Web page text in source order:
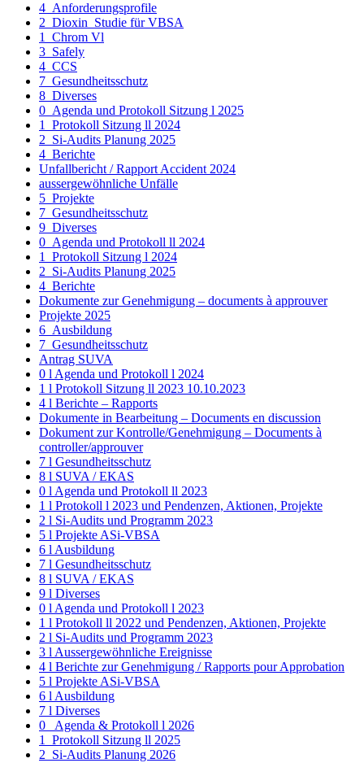
4_Anforderungsprofile
2_Dioxin_Studie für VBSA
1_Chrom Vl
3_Safely
4_CCS
7_Gesundheitsschutz
8_Diverses
0_Agenda und Protokoll Sitzung l 2025
1_Protokoll Sitzung ll 2024
2_Si-Audits Planung 2025
4_Berichte
Unfallbericht / Rapport Accident 2024
aussergewöhnliche Unfälle
5_Projekte
7_Gesundheitsschutz
9_Diverses
0_Agenda und Protokoll ll 2024
1_Protokoll Sitzung l 2024
2_Si-Audits Planung 2025
4_Berichte
Dokumente zur Genehmigung – documents à approuver
Projekte 2025
6_Ausbildung
7_Gesundheitsschutz
Antrag SUVA
0 l Agenda und Protokoll l 2024
1 l Protokoll Sitzung ll 2023 10.10.2023
4 l Berichte – Rapports
Dokumente in Bearbeitung – Documents en discussion
Dokument zur Kontrolle/Genehmigung – Documents à
controller/approuver
7 l Gesundheitsschutz
8 l SUVA / EKAS
0 l Agenda und Protokoll ll 2023
1 l Protokoll l 2023 und Pendenzen, Aktionen, Projekte
2 l Si-Audits und Programm 2023
5 l Projekte ASi-VBSA
6 l Ausbildung
7 l Gesundheitsschutz
8 l SUVA / EKAS
9 l Diverses
0 l Agenda und Protokoll l 2023
1 l Protokoll ll 2022 und Pendenzen, Aktionen, Projekte
2 l Si-Audits und Programm 2023
3 l Aussergewöhnliche Ereignisse
4 l Berichte zur Genehmigung / Rapports pour Approbation
5 l Projekte ASi-VBSA
6 l Ausbildung
7 l Diverses
0_ Agenda & Protokoll l 2026
1_Protokoll Sitzung ll 2025
2_Si-Audits Planung 2026